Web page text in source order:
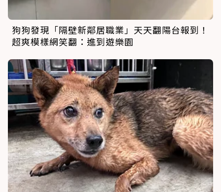
狗狗發現「隔壁新鄰居職業」天天翻陽台報到！
超爽模樣網笑翻：進到遊樂園